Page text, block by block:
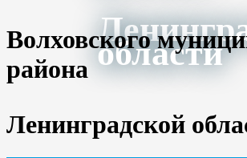
области
Волховского
района
Ленинградской